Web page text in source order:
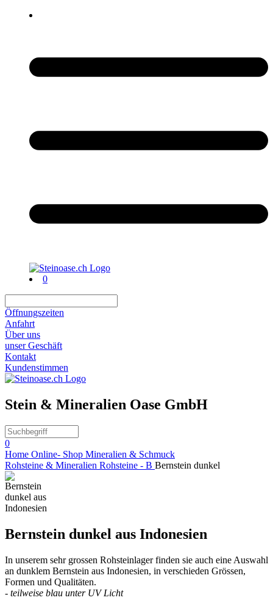
0
Öffnungszeiten
Anfahrt
Über uns
unser Geschäft
Kontakt
Kundenstimmen
Stein & Mineralien Oase GmbH
0
Home Online- Shop Mineralien & Schmuck
Rohsteine & Mineralien Rohsteine - B Bernstein dunkel
Bernstein dunkel aus Indonesien
In unserem sehr grossen Rohsteinlager finden sie auch eine Auswahl
an dunklem Bernstein aus Indonesien, in verschieden Grössen,
Formen und Qualitäten.
- teilweise blau unter UV Licht